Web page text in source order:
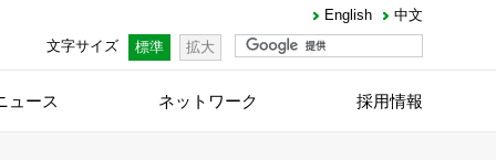
English
中文
文字サイズ
標準 拡大
ュース ネットワーク 採用情報